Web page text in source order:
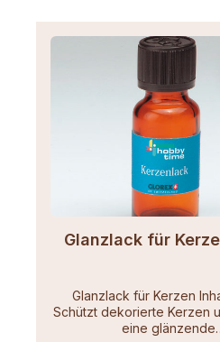
Glanzlack für
Glanzlack für Kerzen
Schützt dekorierte Kerzen
eine glänzende